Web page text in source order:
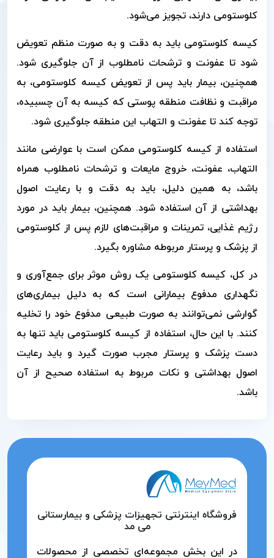
کلوستومی دارند، تجویز می‌شود.
کیسه کلوستومی باید به دقت و به صورت منظم تعویض
شود تا عفونت و ترشحات نامطلوب از آن جلوگیری شود.
همچنین، بیمار باید پس از تعویض کیسه کلوستومی، به
مراقبت و نظافت منطقه پوستی که کیسه به آن چسبیده،
توجه کند تا عفونت و التهاب این منطقه جلوگیری شود.
استفاده از کیسه کلوستومی ممکن است با عوارضی مانند
التهاب، عفونت، خروج مایعات و ترشحات نامطلوب همراه
باشد، به همین دلیل، باید به دقت و با رعایت اصول
بهداشتی از آن استفاده شود. همچنین، بیمار باید در مورد
رژیم غذایی، تمرینات و مراقبت‌های لازم پس از کلوستومی
از پزشک و پرستار مربوطه مشاوره بگیرد.
در کل، کیسه کلوستومی یک روش موثر برای جمع‌آوری و
نگهداری مدفوع بیمارانی است که به دلیل بیماری‌های
گوارشی نمی‌توانند به صورت طبیعی مدفوع خود را تخلیه
کنند. با این حال، استفاده از کیسه کلوستومی باید تنها به
دست پزشک و پرستار مجرب صورت گیرد و باید رعایت
اصول بهداشتی و نکات مربوط به استفاده صحیح از آن
باشد.
فروشگاه اینترنتی تجهیزات پزشکی و بیمارستانی
می مد
در این بخش مجموعه‌ای تخصصی از محصولات